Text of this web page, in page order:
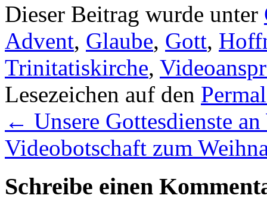
Dieser Beitrag wurde unter
Advent, Glaube, Gott,
Trinitatiskirche,
Lesezeichen auf den
← Unsere Gottesdienste
Videobotschaft zum
Schreibe einen